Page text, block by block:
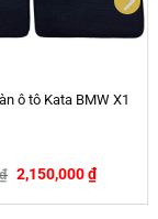
Ô tô Mazda Form
₫ – 290,000